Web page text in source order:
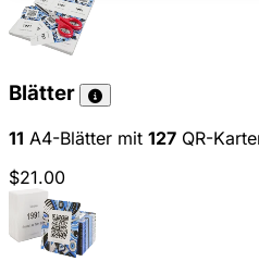
Blätter
11 A4-Blätter mit 127 QR-
$21.00